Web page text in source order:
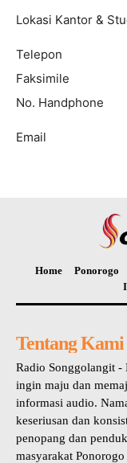
Lokasi Kantor &
Telepon
Faksimile
No. Handphone
Email
Home Ponorogo
Tentang Kami
Radio Songgolangit -
ingin maju dan
informasi audio.
keseriusan dan
penopang dan
masyarakat